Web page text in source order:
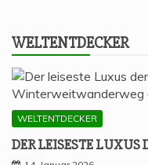
WELT­ENT­DE­CKER
WELTENTDECKER
DER LEI­SES­TE LUXUS